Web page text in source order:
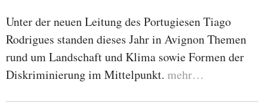
Unter der neuen Leitung des Portugiesen Tiago
Rodrigues standen dieses Jahr in Avignon Themen
rund um Landschaft und Klima sowie Formen der
Diskriminierung im Mittelpunkt. mehr…